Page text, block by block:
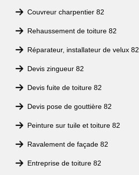
Couvreur charpentier 82
Rehaussement de toiture 82
Réparateur, installateur de velux 82
Devis zingueur 82
Devis fuite de toiture 82
Devis pose de gouttière 82
Peinture sur tuile et toiture 82
Ravalement de façade 82
Entreprise de toiture 82